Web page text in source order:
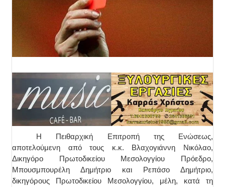
Η Πειθαρχική Επιτροπή της Ενώσεως,
αποτελούμενη από τους κ.κ. Βλαχογιάννη Νικόλαο,
Δικηγόρο Πρωτοδικείου Μεσολογγίου Πρόεδρο,
Μπουσμπουρέλη Δημήτριο και Ρεπάσο Δημήτριο,
δικηγόρους Πρωτοδικείου Μεσολογγίου, μέλη, κατά τη